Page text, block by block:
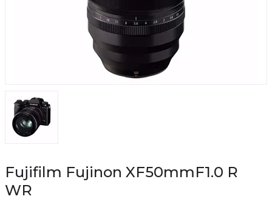
Fujifilm Fujinon XF50mmF1.0 R
WR